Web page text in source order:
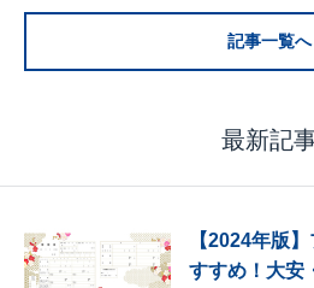
記事一覧へ
最新記
【2024年版
すすめ！大安